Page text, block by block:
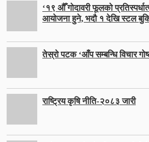
‘१९ औँ गोदावरी फूलको
आयोजना हुने, भदौ १ देखि स्टल
तेस्रो पटक ‘आँप सम्बन्धि विचार
राष्ट्रिय कृषि नीति-२०८३ जारी